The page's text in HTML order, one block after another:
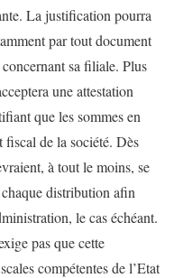
La justification pourra
par tout document
sa filiale. Plus
une attestation
que les sommes en
fiscal de la société. Dès
à tout le moins, se
distribution afin
le cas échéant.
pas que cette
compétentes de l’Etat